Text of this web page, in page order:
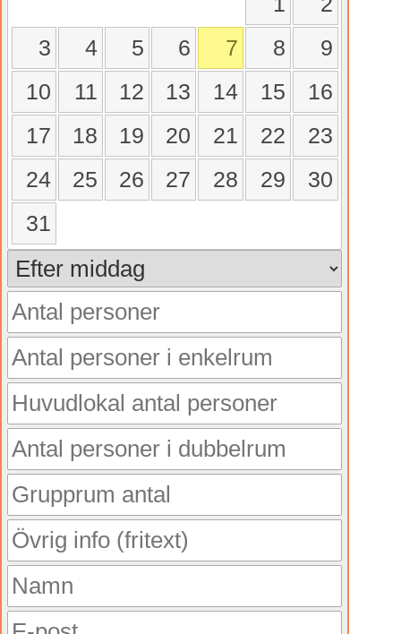
3
4 5 6 7 8
9
10
11 12 13 14 15
16
17
18 19 20 21 22
23
24
25 26 27 28 29
30
31